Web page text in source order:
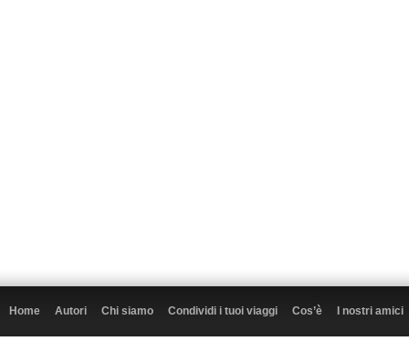
Home Autori Chi siamo Condividi i tuoi viaggi Cos’è I nostri amici